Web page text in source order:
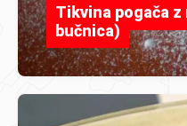
Tikvina pogača
bučnica)